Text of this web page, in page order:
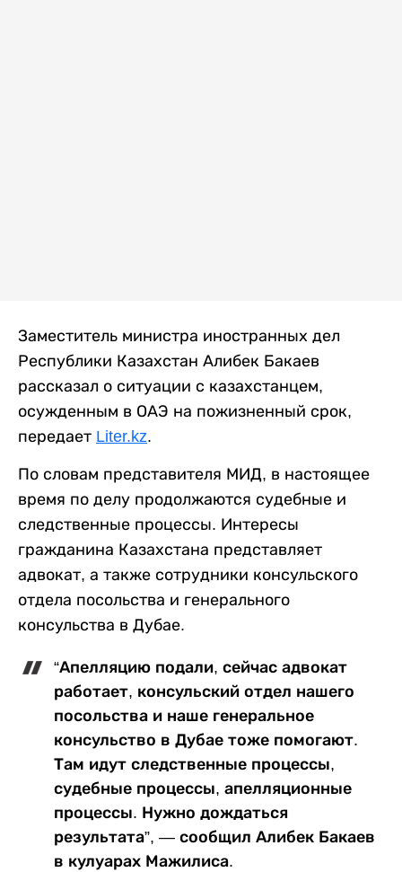
Заместитель министра иностранных дел
Республики Казахстан Алибек Бакаев
рассказал о ситуации с казахстанцем,
осужденным в ОАЭ на пожизненный срок,
передает Liter.kz.
По словам представителя МИД, в настоящее
время по делу продолжаются судебные и
следственные процессы. Интересы
гражданина Казахстана представляет
адвокат, а также сотрудники консульского
отдела посольства и генерального
консульства в Дубае.
“Апелляцию подали, сейчас адвокат
работает, консульский отдел нашего
посольства и наше генеральное
консульство в Дубае тоже помогают.
Там идут следственные процессы,
судебные процессы, апелляционные
процессы. Нужно дождаться
результата”, — сообщил Алибек Бакаев
в кулуарах Мажилиса.